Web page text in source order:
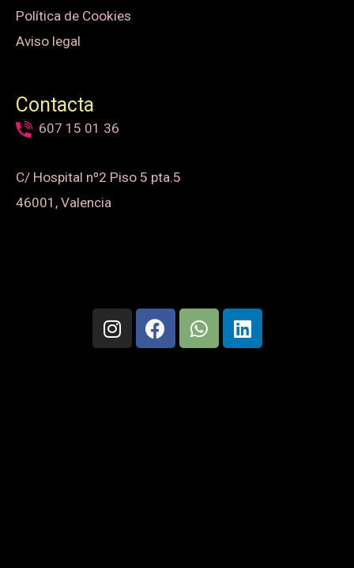
Política de Cookies
Aviso legal
Contacta
607 15 01 36
C/ Hospital nº2 Piso 5 pta.5
46001, Valencia